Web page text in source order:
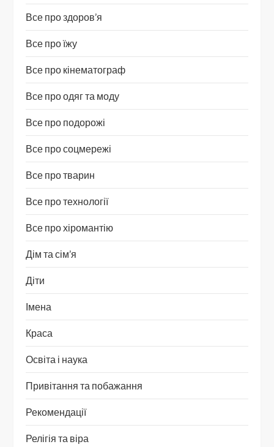
Все про здоров’я
Все про їжу
Все про кінематограф
Все про одяг та моду
Все про подорожі
Все про соцмережі
Все про тварин
Все про технології
Все про хіромантію
Дім та сім’я
Діти
Імена
Краса
Освіта і наука
Привітання та побажання
Рекомендації
Релігія та віра